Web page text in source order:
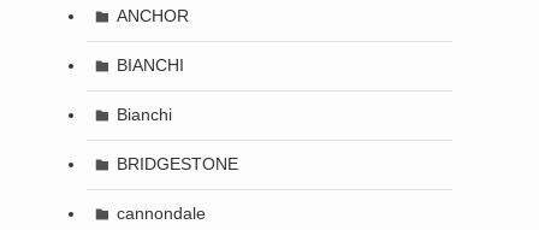
ANCHOR
BIANCHI
Bianchi
BRIDGESTONE
cannondale